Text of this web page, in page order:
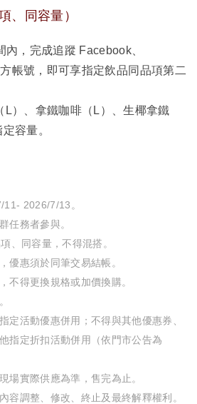
、同容量）
內，完成追蹤 Facebook
帳號 ，即可享指定飲品同品項第二
L）、拿鐵咖啡（L）、生椰拿鐵
容量。
2026/7/13。
任務者參與。
、同容量，不得混搭。
優惠須於同筆交易結帳。
不得更換規格或加價換購。
定活動優惠併用；不得與其他優惠券、
指定折扣活動併用（依門市公告為
場實際供應為準，售完為止。
容調整、修改、終止及最終解釋權利。